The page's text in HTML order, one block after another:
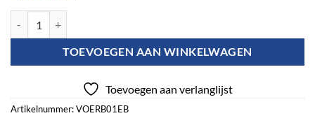
TOEVOEGEN AAN WINKELWAGEN
Toevoegen aan verlanglijst
Artikelnummer:VOERB01EB